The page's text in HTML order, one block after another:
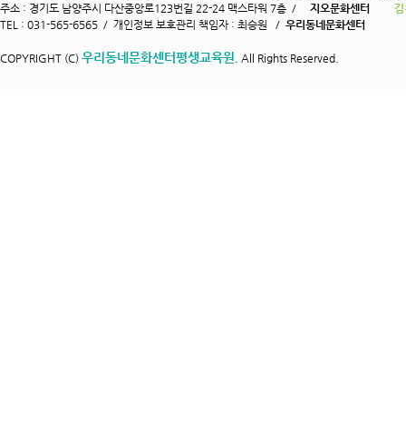
주소 : 경기도 남양주시 다산중앙로123번길 22-24 맥스타워 7층 /
지오문화센터
TEL : 031-565-6565 / 개인정보 보호관리 책임자 : 최승원 / 우리동네문화센터
COPYRIGHT (C) 우리동네문화센터평생교육원 . All Rights Reserved.